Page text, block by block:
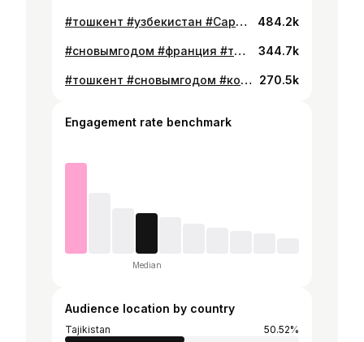
#тошкент #узбекистан #CapCut #сновымгодом #buzkashi_tjk #коктейль #рекомендации 484.2k
#сновымгодом #франция #тошкент #buzkashi_tjk #узбекистан #коктейль 344.7k
#тошкент #сновымгодом #коктейль #buzkashi_tjk #франция #рекомендации #узбекистан 270.5k
Engagement rate benchmark
Median
Audience location by country
Tajikistan
50.52%